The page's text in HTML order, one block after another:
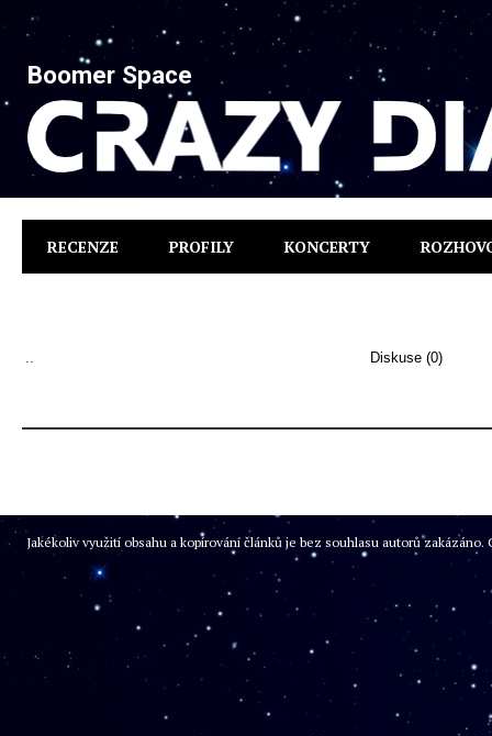
Boomer Space
RECENZE PROFILY KONCERTY
.. Diskuse (0)
Jakékoliv využití obsahu a kopírování článků je bez souhlasu autorů